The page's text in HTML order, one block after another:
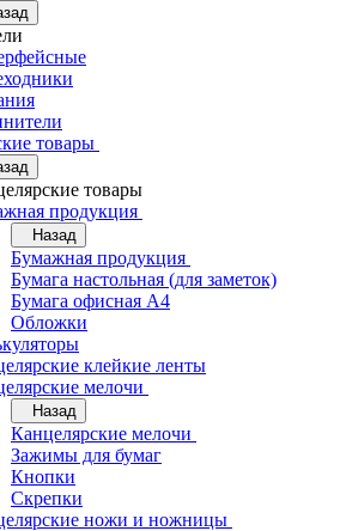
товары
товары
продукция
Назад
Бумажная продукция
Бумага настольная (для заметок)
Бумага офисная А4
Обложки
клейкие ленты
мелочи
Назад
Канцелярские мелочи
Зажимы для бумаг
Кнопки
Скрепки
ножи и ножницы